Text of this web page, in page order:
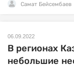
Самат Бейсембаев
06.09.2022
В регионах
небольшие